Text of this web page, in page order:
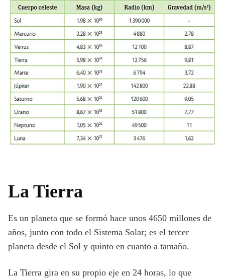
La Tierra
Es un planeta que se formó hace unos 4650 millones de
años, junto con todo el Sistema Solar; es el tercer
planeta desde el Sol y quinto en cuanto a tamaño.
La Tierra gira en su propio eje en 24 horas, lo que